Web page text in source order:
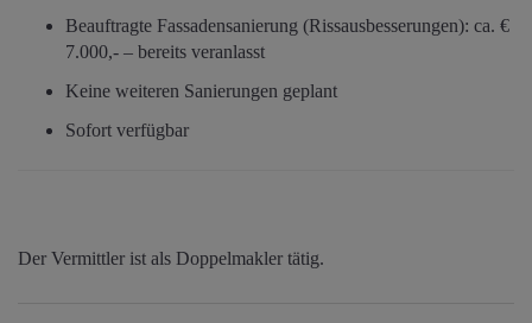
Beauftragte Fassadensanierung (Rissausbesserungen): ca. €
7.000,- – bereits veranlasst
Keine weiteren Sanierungen geplant
Sofort verfügbar
Der Vermittler ist als Doppelmakler tätig.